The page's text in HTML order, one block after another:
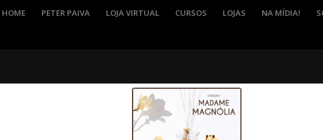
HOME PETER PAIVA LOJA VIRTUAL CURSOS LOJAS NA MÍDIA!